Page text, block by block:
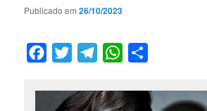
Publicado em26/10/2023
Facebook
Twitter TelegramWhatsApp